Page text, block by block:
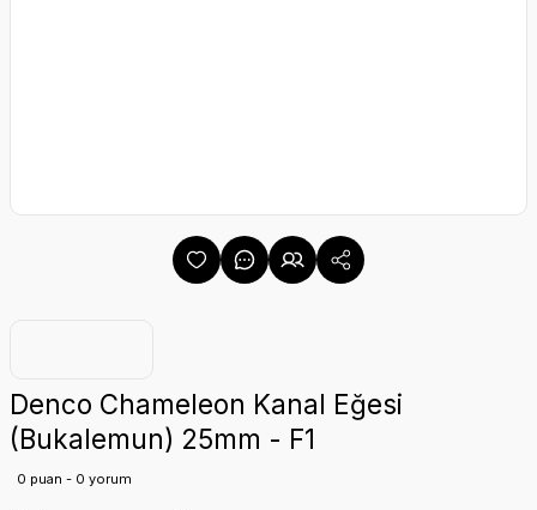
Denco Chameleon Kanal Eğesi
(Bukalemun) 25mm - F1
0 puan - 0 yorum